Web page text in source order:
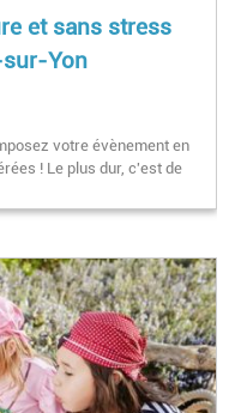
et sans stress
sur-Yon
votre évènement en
! Le plus dur, c'est de